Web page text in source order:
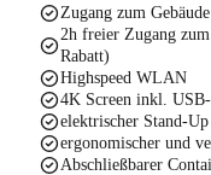
Zugang zum
2h freier Zugang
Rabatt)
Highspeed WLAN
4K Screen inkl.
elektrischer Stand-Up
ergonomischer und
Abschließbarer